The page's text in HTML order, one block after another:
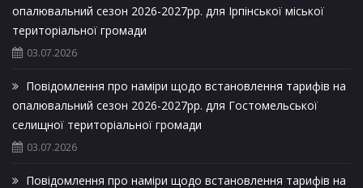
опалювальний сезон 2026-2027рр. для Ірпінської міської
територіальної громади
03.07.2026
Повідомлення про наміри щодо встановлення тарифів на
опалювальний сезон 2026-2027рр. для Гостомельської
селищної територіальної громади
03.07.2026
Повідомлення про наміри щодо встановлення тарифів на